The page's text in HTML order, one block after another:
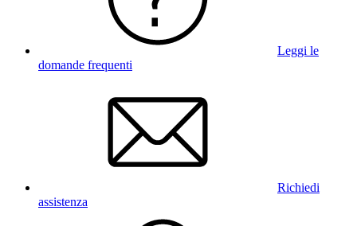
Leggi le
domande frequenti
Richiedi
assistenza